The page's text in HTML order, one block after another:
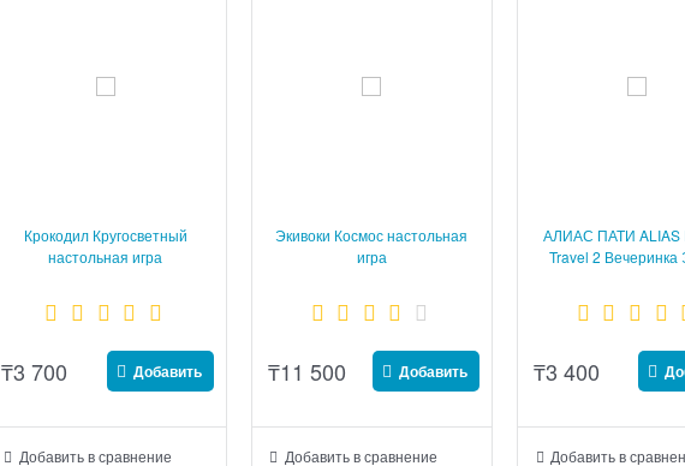
Крокодил Кругосветный
настольная игра
₸3 700 Добавить
Добавить в сравнение
Экивоки Космос настольная
игра
₸11 500 Добавить
Добавить в сравнение
АЛИАС ПАТИ ALIAS
Travel 2 Вечеринка
₸3 400
Добавить в